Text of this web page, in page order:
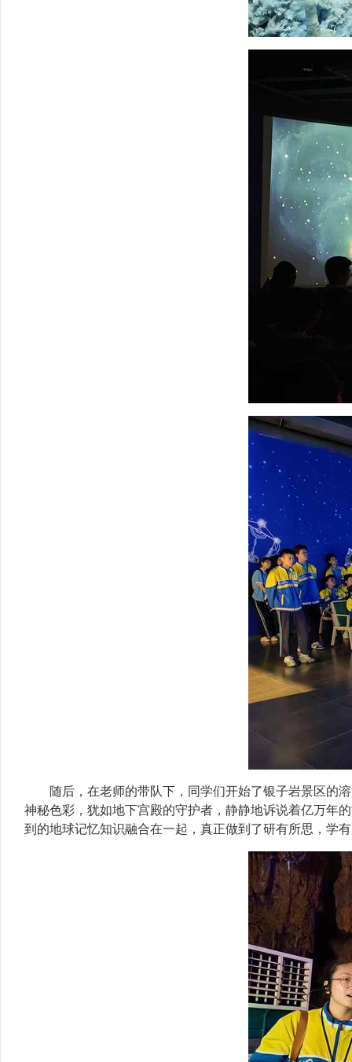
随后，在老师的带队下，同学们开始了银子岩景区的
神秘色彩，犹如地下宫殿的守护者，静静地诉说着亿万年
到的地球记忆知识融合在一起，真正做到了研有所思，学